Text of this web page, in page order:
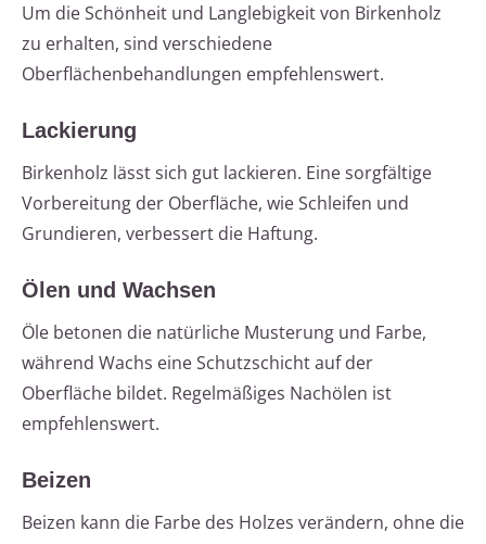
Um die Schönheit und Langlebigkeit von Birkenholz
zu erhalten, sind verschiedene
Oberflächenbehandlungen empfehlenswert.
Lackierung
Birkenholz lässt sich gut lackieren. Eine sorgfältige
Vorbereitung der Oberfläche, wie Schleifen und
Grundieren, verbessert die Haftung.
Ölen und Wachsen
Öle betonen die natürliche Musterung und Farbe,
während Wachs eine Schutzschicht auf der
Oberfläche bildet. Regelmäßiges Nachölen ist
empfehlenswert.
Beizen
Beizen kann die Farbe des Holzes verändern, ohne die